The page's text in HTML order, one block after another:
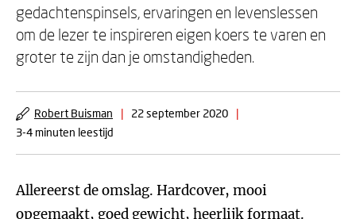
gedachtenspinsels, ervaringen en levenslessen
om de lezer te inspireren eigen koers te varen en
groter te zijn dan je omstandigheden.
Robert Buisman | 22 september 2020
|
3-4 minuten leestijd
Allereerst de omslag. Hardcover, mooi
opgemaakt, goed gewicht, heerlijk formaat.